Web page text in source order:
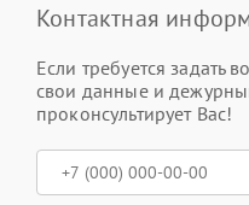
Контактная
Если требуется задать
свои данные и
проконсультирует Вас!